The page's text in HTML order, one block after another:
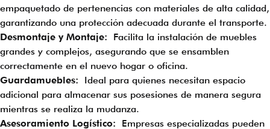
empaquetado de pertenencias con materiales de alta calidad,
garantizando una protección adecuada durante el transporte.
Desmontaje y Montaje: Facilita la instalación de muebles
grandes y complejos, asegurando que se ensamblen
correctamente en el nuevo hogar o oficina.
Guardamuebles: Ideal para quienes necesitan espacio
adicional para almacenar sus posesiones de manera segura
mientras se realiza la mudanza.
Asesoramiento Logístico: Empresas especializadas pueden